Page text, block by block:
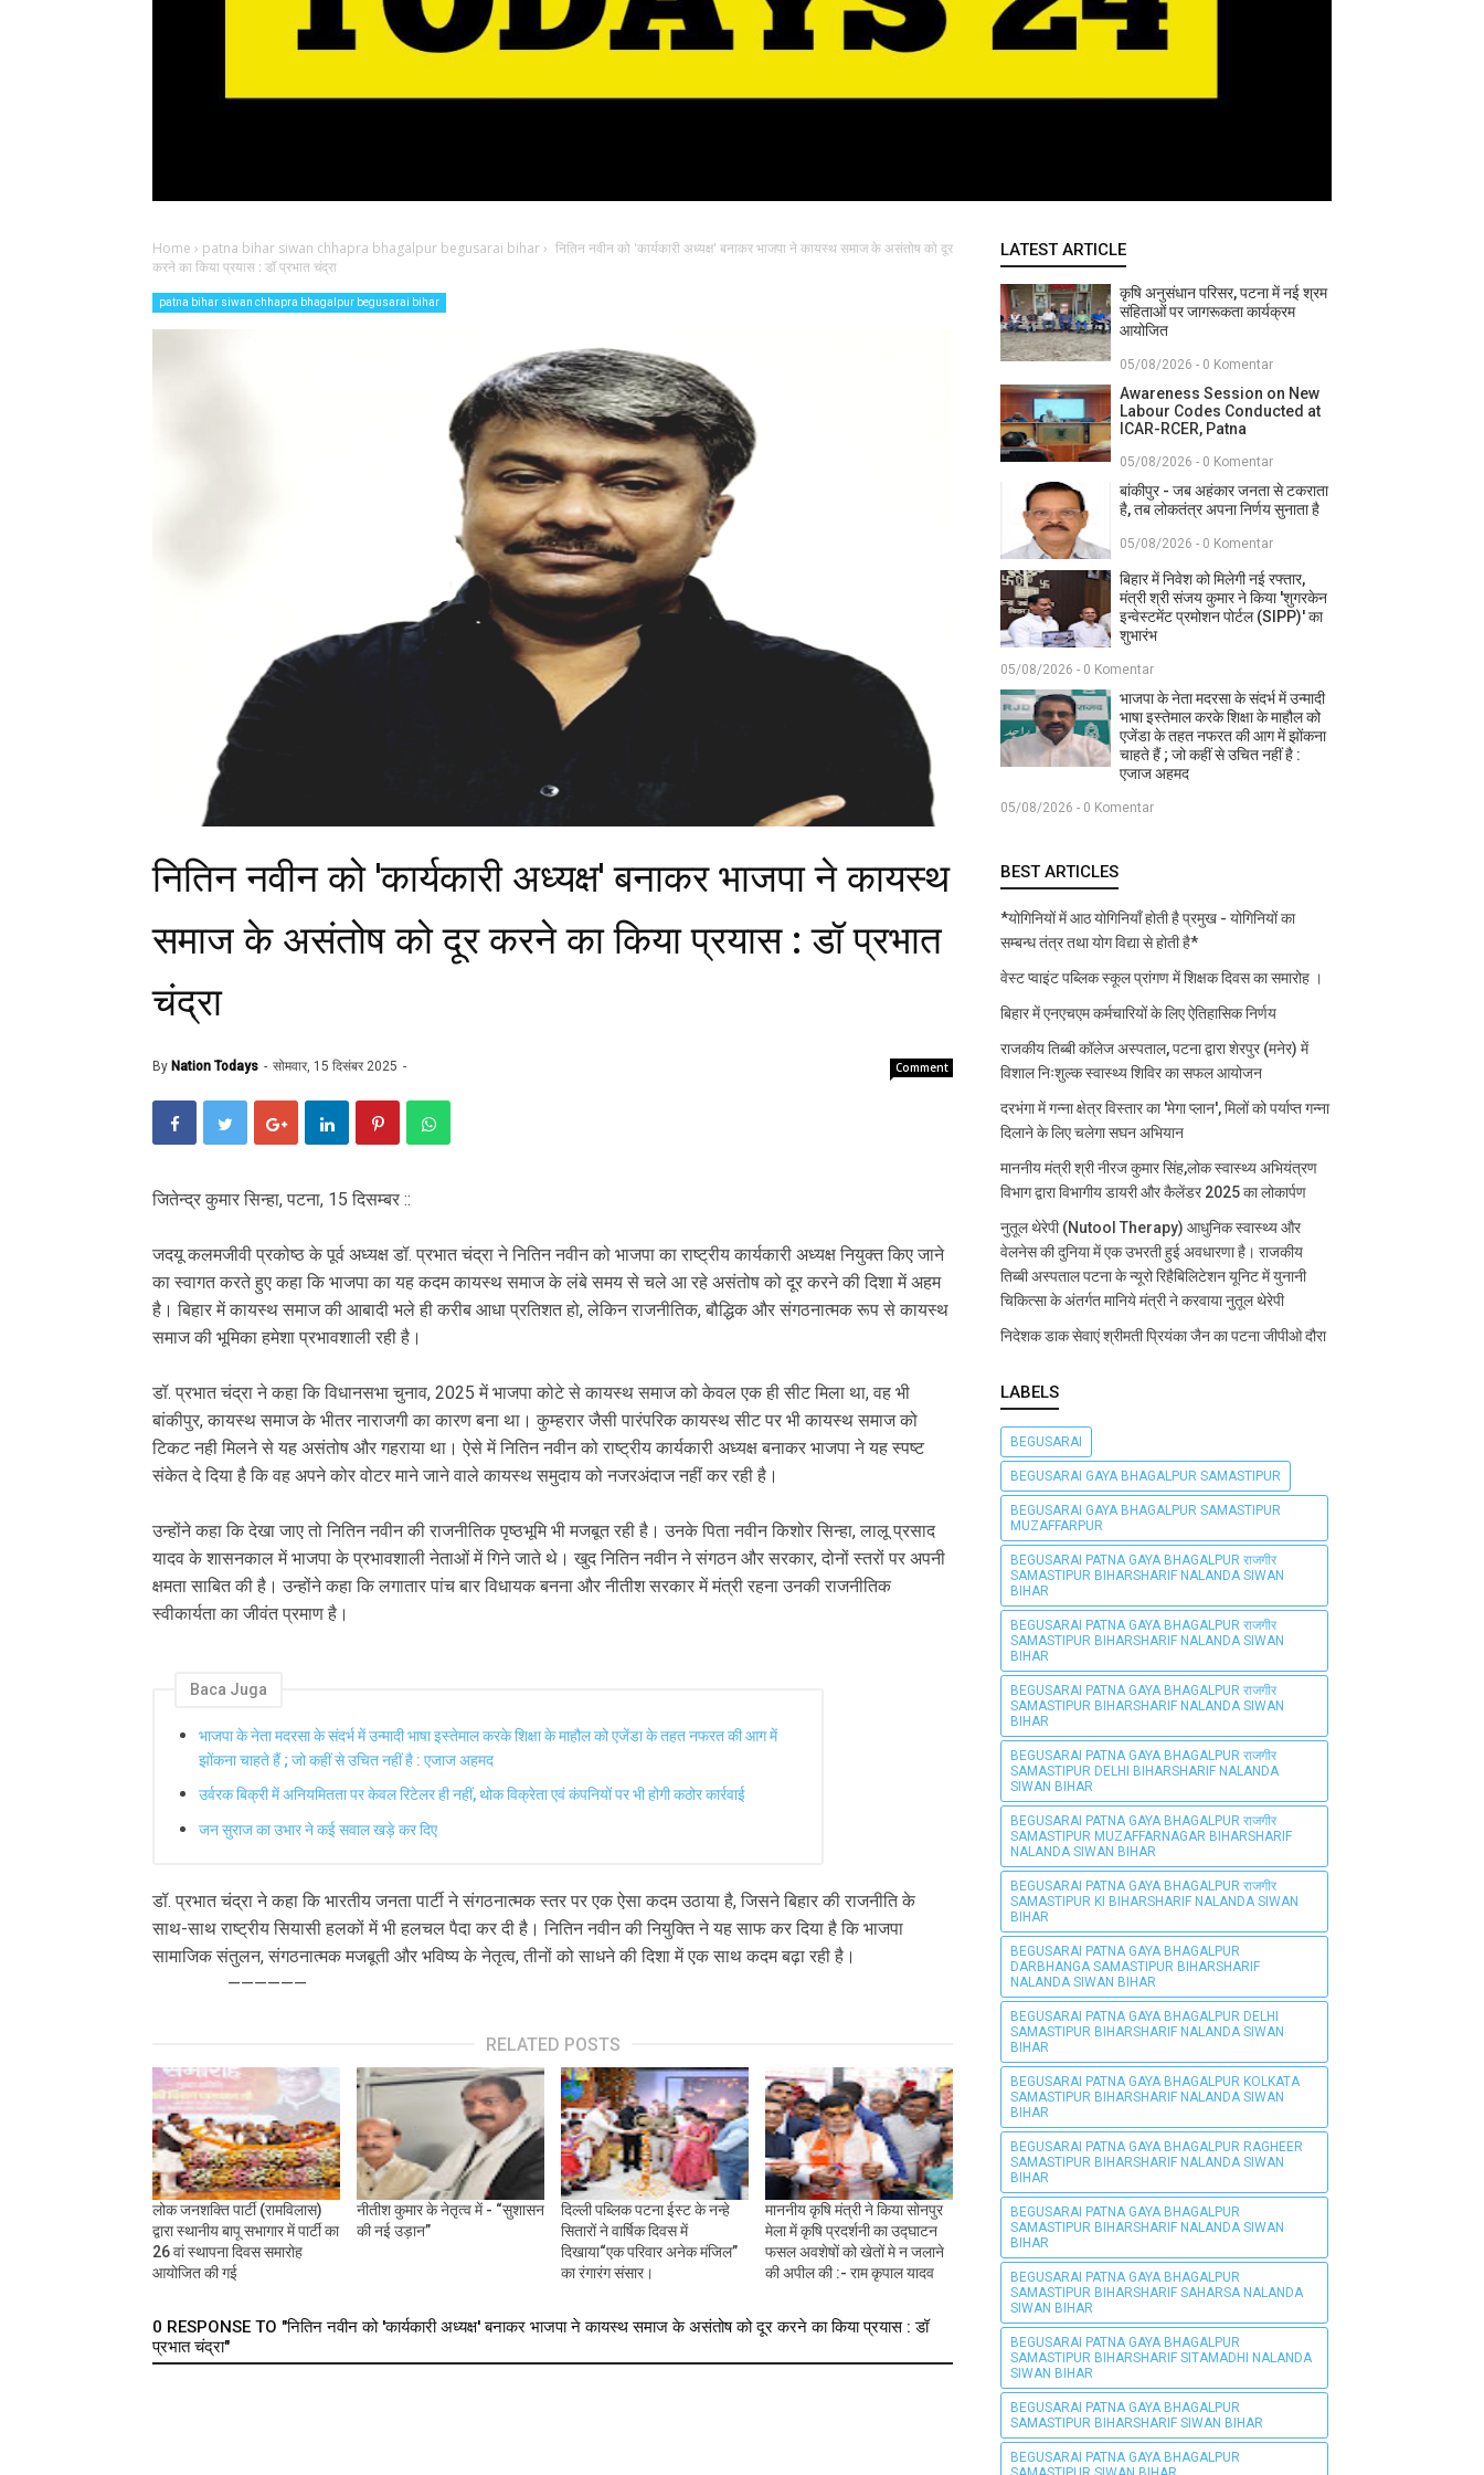
Home › patna bihar siwan chhapra bhagalpur begusarai bihar› नितिन नवीन को 'कार्यकारी अध्यक्ष' बनाकर भाजपा ने कायस्थ समाज के असंतोष को दूर
करने का किया प्रयास : डॉ प्रभात चंद्रा
patna bihar siwan chhapra bhagalpur begusarai bihar
नितिन नवीन को 'कार्यकारी अध्यक्ष' बनाकर भाजपा ने कायस्थ
समाज के असंतोष को दूर करने का किया प्रयास : डॉ प्रभात
चंद्रा
By Nation Todays सोमवार, 15 दिसंबर 2025 Comment
जितेन्द्र कुमार सिन्हा, पटना, 15 दिसम्बर ::
जदयू कलमजीवी प्रकोष्ठ के पूर्व अध्यक्ष डॉ. प्रभात चंद्रा ने नितिन नवीन को भाजपा का राष्ट्रीय कार्यकारी अध्यक्ष नियुक्त किए जाने
का स्वागत करते हुए कहा कि भाजपा का यह कदम कायस्थ समाज के लंबे समय से चले आ रहे असंतोष को दूर करने की दिशा में अहम
है। बिहार में कायस्थ समाज की आबादी भले ही करीब आधा प्रतिशत हो, लेकिन राजनीतिक, बौद्धिक और संगठनात्मक रूप से कायस्थ
समाज की भूमिका हमेशा प्रभावशाली रही है।
डॉ. प्रभात चंद्रा ने कहा कि विधानसभा चुनाव, 2025 में भाजपा कोटे से कायस्थ समाज को केवल एक ही सीट मिला था, वह भी
बांकीपुर, कायस्थ समाज के भीतर नाराजगी का कारण बना था। कुम्हरार जैसी पारंपरिक कायस्थ सीट पर भी कायस्थ समाज को
टिकट नही मिलने से यह असंतोष और गहराया था। ऐसे में नितिन नवीन को राष्ट्रीय कार्यकारी अध्यक्ष बनाकर भाजपा ने यह स्पष्ट
संकेत दे दिया है कि वह अपने कोर वोटर माने जाने वाले कायस्थ समुदाय को नजरअंदाज नहीं कर रही है।
उन्होंने कहा कि देखा जाए तो नितिन नवीन की राजनीतिक पृष्ठभूमि भी मजबूत रही है। उनके पिता नवीन किशोर सिन्हा, लालू प्रसाद
यादव के शासनकाल में भाजपा के प्रभावशाली नेताओं में गिने जाते थे। खुद नितिन नवीन ने संगठन और सरकार, दोनों स्तरों पर अपनी
क्षमता साबित की है। उन्होंने कहा कि लगातार पांच बार विधायक बनना और नीतीश सरकार में मंत्री रहना उनकी राजनीतिक
स्वीकार्यता का जीवंत प्रमाण है।
Baca Juga
भाजपा के नेता मदरसा के संदर्भ में उन्मादी भाषा इस्तेमाल करके शिक्षा के माहौल को एजेंडा के तहत नफरत की आग में
झोंकना चाहते हैं ; जो कहीं से उचित नहीं है : एजाज अहमद
उर्वरक बिक्री में अनियमितता पर केवल रिटेलर ही नहीं, थोक विक्रेता एवं कंपनियों पर भी होगी कठोर कार्रवाई
जन सुराज का उभार ने कई सवाल खड़े कर दिए
डॉ. प्रभात चंद्रा ने कहा कि भारतीय जनता पार्टी ने संगठनात्मक स्तर पर एक ऐसा कदम उठाया है, जिसने बिहार की राजनीति के
साथ-साथ राष्ट्रीय सियासी हलकों में भी हलचल पैदा कर दी है। नितिन नवीन की नियुक्ति ने यह साफ कर दिया है कि भाजपा
सामाजिक संतुलन, संगठनात्मक मजबूती और भविष्य के नेतृत्व, तीनों को साधने की दिशा में एक साथ कदम बढ़ा रही है।
——————
RELATED POSTS
लोक जनशक्ति पार्टी (रामविलास)
द्वारा स्थानीय बापू सभागार में पार्टी का
26 वां स्थापना दिवस समारोह
आयोजित की गई
नीतीश कुमार के नेतृत्व में - “सुशासन
की नई उड़ान”
दिल्ली पब्लिक पटना ईस्ट के नन्हे
सितारों ने वार्षिक दिवस में
दिखाया“एक परिवार अनेक मंजिल”
का रंगारंग संसार।
माननीय कृषि मंत्री ने किया सोनपुर
मेला में कृषि प्रदर्शनी का उद्घाटन
फसल अवशेषों को खेतों मे न जलाने
की अपील की :- राम कृपाल यादव
0 RESPONSE TO "नितिन नवीन को 'कार्यकारी अध्यक्ष' बनाकर भाजपा ने कायस्थ समाज के असंतोष को दूर करने का किया प्रयास : डॉ
प्रभात चंद्रा"
LATEST ARTICLE
कृषि अनुसंधान परिसर, पटना में नई श्रम
संहिताओं पर जागरूकता कार्यक्रम
आयोजित
05/08/2026 - 0 Komentar
Awareness Session on New
Labour Codes Conducted at
ICAR-RCER, Patna
05/08/2026 - 0 Komentar
बांकीपुर - जब अहंकार जनता से टकराता
है, तब लोकतंत्र अपना निर्णय सुनाता है
05/08/2026 - 0 Komentar
बिहार में निवेश को मिलेगी नई रफ्तार,
मंत्री श्री संजय कुमार ने किया 'शुगरकेन
इन्वेस्टमेंट प्रमोशन पोर्टल (SIPP)' का
शुभारंभ
05/08/2026 - 0 Komentar
भाजपा के नेता मदरसा के संदर्भ में उन्मादी
भाषा इस्तेमाल करके शिक्षा के माहौल को
एजेंडा के तहत नफरत की आग में झोंकना
चाहते हैं ; जो कहीं से उचित नहीं है :
एजाज अहमद
05/08/2026 - 0 Komentar
BEST ARTICLES
*योगिनियों में आठ योगिनियाँ होती है प्रमुख - योगिनियों का
सम्बन्ध तंत्र तथा योग विद्या से होती है*
वेस्ट प्वाइंट पब्लिक स्कूल प्रांगण में शिक्षक दिवस का समारोह ।
बिहार में एनएचएम कर्मचारियों के लिए ऐतिहासिक निर्णय
राजकीय तिब्बी कॉलेज अस्पताल, पटना द्वारा शेरपुर (मनेर) में
विशाल निःशुल्क स्वास्थ्य शिविर का सफल आयोजन
दरभंगा में गन्ना क्षेत्र विस्तार का 'मेगा प्लान', मिलों को पर्याप्त गन्ना
दिलाने के लिए चलेगा सघन अभियान
माननीय मंत्री श्री नीरज कुमार सिंह,लोक स्वास्थ्य अभियंत्रण
विभाग द्वारा विभागीय डायरी और कैलेंडर 2025 का लोकार्पण
नुतूल थेरेपी (Nutool Therapy) आधुनिक स्वास्थ्य और
वेलनेस की दुनिया में एक उभरती हुई अवधारणा है। राजकीय
तिब्बी अस्पताल पटना के न्यूरो रिहैबिलिटेशन यूनिट में युनानी
चिकित्सा के अंतर्गत मानिये मंत्री ने करवाया नुतूल थेरेपी
निदेशक डाक सेवाएं श्रीमती प्रियंका जैन का पटना जीपीओ दौरा
LABELS
BEGUSARAI
BEGUSARAI GAYA BHAGALPUR SAMASTIPUR
BEGUSARAI GAYA BHAGALPUR SAMASTIPUR
MUZAFFARPUR
BEGUSARAI PATNA GAYA BHAGALPUR राजगीर
SAMASTIPUR BIHARSHARIF NALANDA SIWAN
BIHAR
BEGUSARAI PATNA GAYA BHAGALPUR राजगीर
SAMASTIPUR BIHARSHARIF NALANDA SIWAN
BIHAR
BEGUSARAI PATNA GAYA BHAGALPUR राजगीर
SAMASTIPUR BIHARSHARIF NALANDA SIWAN
BIHAR
BEGUSARAI PATNA GAYA BHAGALPUR राजगीर
SAMASTIPUR DELHI BIHARSHARIF NALANDA
SIWAN BIHAR
BEGUSARAI PATNA GAYA BHAGALPUR राजगीर
SAMASTIPUR MUZAFFARNAGAR BIHARSHARIF
NALANDA SIWAN BIHAR
BEGUSARAI PATNA GAYA BHAGALPUR राजगीर
SAMASTIPUR KI BIHARSHARIF NALANDA SIWAN
BIHAR
BEGUSARAI PATNA GAYA BHAGALPUR
DARBHANGA SAMASTIPUR BIHARSHARIF
NALANDA SIWAN BIHAR
BEGUSARAI PATNA GAYA BHAGALPUR DELHI
SAMASTIPUR BIHARSHARIF NALANDA SIWAN
BIHAR
BEGUSARAI PATNA GAYA BHAGALPUR KOLKATA
SAMASTIPUR BIHARSHARIF NALANDA SIWAN
BIHAR
BEGUSARAI PATNA GAYA BHAGALPUR RAGHEER
SAMASTIPUR BIHARSHARIF NALANDA SIWAN
BIHAR
BEGUSARAI PATNA GAYA BHAGALPUR
SAMASTIPUR BIHARSHARIF NALANDA SIWAN
BIHAR
BEGUSARAI PATNA GAYA BHAGALPUR
SAMASTIPUR BIHARSHARIF SAHARSA NALANDA
SIWAN BIHAR
BEGUSARAI PATNA GAYA BHAGALPUR
SAMASTIPUR BIHARSHARIF SITAMADHI NALANDA
SIWAN BIHAR
BEGUSARAI PATNA GAYA BHAGALPUR
SAMASTIPUR BIHARSHARIF SIWAN BIHAR
BEGUSARAI PATNA GAYA BHAGALPUR